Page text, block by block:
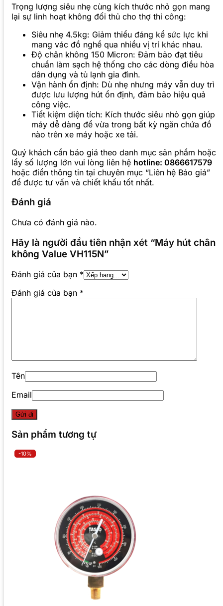
Trọng lượng siêu nhẹ cùng kích thước nhỏ gọn mang
lại sự linh hoạt không đối thủ cho thợ thi công:
Siêu nhẹ 4.5kg: Giảm thiểu đáng kể sức lực khi
mang vác đồ nghề qua nhiều vị trí khác nhau.
Độ chân không 150 Micron: Đảm bảo đạt tiêu
chuẩn làm sạch hệ thống cho các dòng điều hòa
dân dụng và tủ lạnh gia đình.
Vận hành ổn định: Dù nhẹ nhưng máy vẫn duy trì
được lưu lượng hút ổn định, đảm bảo hiệu quả
công việc.
Tiết kiệm diện tích: Kích thước siêu nhỏ gọn giúp
máy dễ dàng để vừa trong bất kỳ ngăn chứa đồ
nào trên xe máy hoặc xe tải.
Quý khách cần báo giá theo danh mục sản phẩm hoặc
lấy số lượng lớn vui lòng liên hệ hotline: 0866617579
hoặc điền thông tin tại chuyên mục “Liên hệ Báo giá”
để được tư vấn và chiết khấu tốt nhất.
Đánh giá
Chưa có đánh giá nào.
Hãy là người đầu tiên nhận xét “Máy hút chân
không Value VH115N”
Đánh giá của bạn *
Đánh giá của bạn *
Tên
Email
Sản phẩm tương tự
-10%